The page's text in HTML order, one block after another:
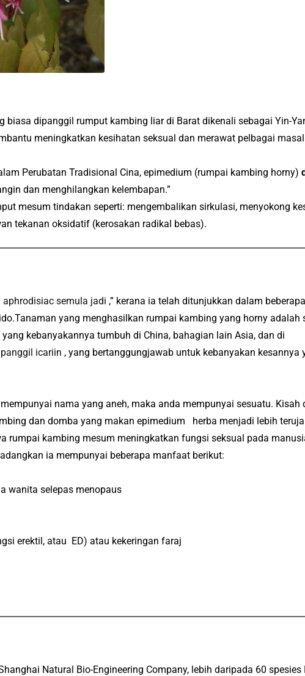
biasa dipanggil rumput kambing liar di Barat dikenali sebagai Yin-
meningkatkan kesihatan seksual dan merawat pelbagai
Perubatan Tradisional Cina, epimedium (rumpai kambing horny)
dan menghilangkan kelembapan.”
mesum tindakan seperti: mengembalikan sirkulasi, menyokong
tekanan oksidatif (kerosakan radikal bebas).
aphrodisiac semula jadi ,” kerana ia telah ditunjukkan dalam
Tanaman yang menghasilkan rumpai kambing yang horny adalah
kebanyakannya tumbuh di China, bahagian lain Asia, dan di
icariin , yang bertanggungjawab untuk kebanyakan kesannya
nama yang aneh, maka anda mempunyai sesuatu. Kisah
dan domba yang makan epimedium
herba menjadi lebih
rumpai kambing mesum meningkatkan fungsi seksual pada
ia mempunyai beberapa manfaat berikut:
wanita selepas menopaus
erektil, atau ED) atau kekeringan faraj
Natural Bio-Engineering Company, lebih daripada 60 spesies